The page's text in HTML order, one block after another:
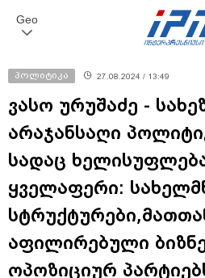
Geo
პოლიტიკა 27.08.2024 / 13:49
ვასო ურუშაძე -
არაჯანსაღი
სადაც
ყველაფერი:
აფილირებული
ოპოზიციურ